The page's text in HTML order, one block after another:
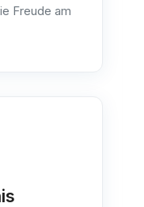
Freude am